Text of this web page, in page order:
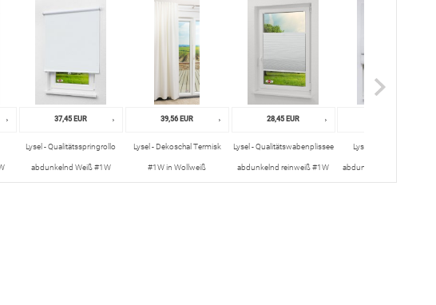
37,45 EUR
Lysel - Qualitätsspringrollo
abdunkelnd Weiß #1W
39,56 EUR
Lysel - Dekoschal Termisk
#1W in Wollweiß
28,45 EUR
Lysel - Qualitätswabenplissee
abdunkelnd reinweiß #1W
Lysel Outlet - Raffrollo
abdunkelnd Reinweiß #1W